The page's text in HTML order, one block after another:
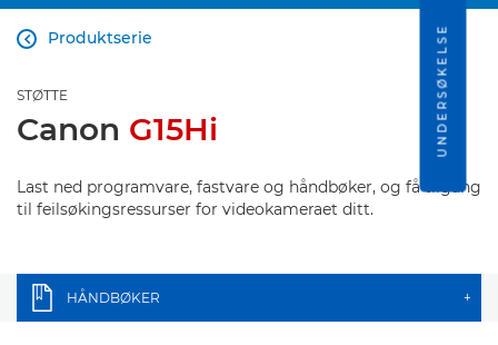
Produktserie

STØTTE
Canon G15Hi
Last ned programvare, fastvare og håndbøker, og få tilgang
til feilsøkingsressurser for videokameraet ditt.
HÅNDBØKER +
UNDERSØKELSE